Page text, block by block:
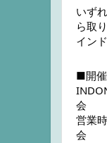
いず
ら取
イン
■開
会　
営業
会　